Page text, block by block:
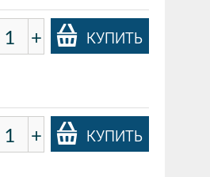
+ КУПИТЬ
+ КУПИТЬ